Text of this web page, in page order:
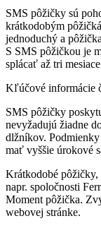
SMS pôžičky sú
krátkodobým
jednoduchý a
S SMS pôžičkou je
splácať až tri
Kľúčové informácie
SMS pôžičky
nevyžadujú žiadne
dlžníkov.
mať vyššie úrokové
Krátkodobé
napr. spoločnosti
Moment pôžička.
webovej stránke.